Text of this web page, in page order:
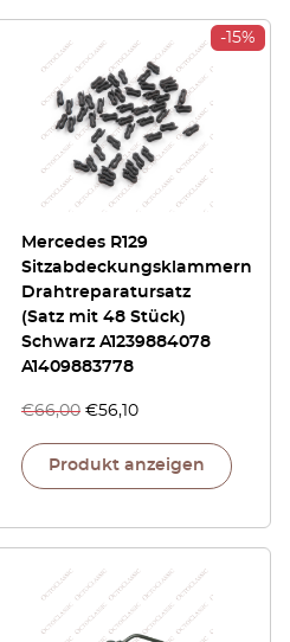
-15%
Mercedes R129
Sitzabdeckungsklammern
Drahtreparatursatz
(Satz mit 48 Stück)
Schwarz A1239884078
A1409883778
€66,00 €56,10
Produkt anzeigen